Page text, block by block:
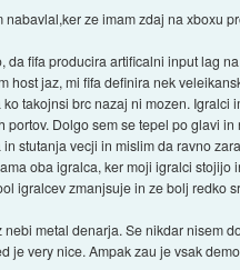
nabavlal,ker ze imam zdaj na xboxu
da fifa producira artificalni input lag
host jaz, mi fifa definira nek
takojnsi brc nazaj ni mozen.
portov. Dolgo sem se tepel po glavi
stutanja vecji in mislim da ravno
oba igralca, ker moji igralci
igralcev zmanjsuje in ze bolj redko
metal denarja. Se nikdar nisem
je very nice. Ampak zau je vsak